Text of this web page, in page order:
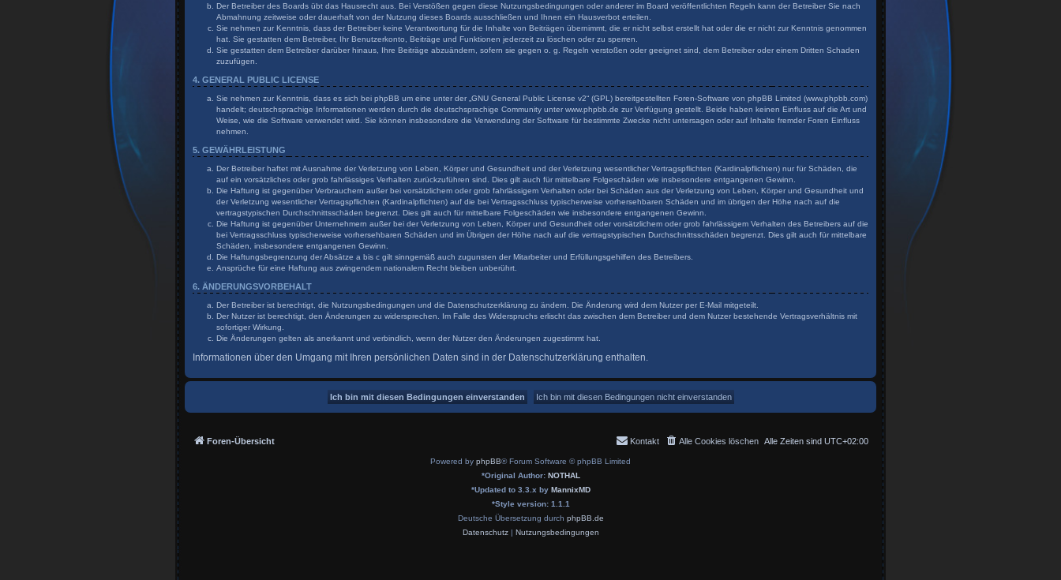
Der Betreiber des Boards übt das Hausrecht aus. Bei Verstößen gegen diese Nutzungsbedingungen oder anderer im Board veröffentlichten Regeln kann der Betreiber Sie nach
Abmahnung zeitweise oder dauerhaft von der Nutzung dieses Boards ausschließen und Ihnen ein Hausverbot erteilen.
Sie nehmen zur Kenntnis, dass der Betreiber keine Verantwortung für die Inhalte von Beiträgen übernimmt, die er nicht selbst erstellt hat oder die er nicht zur Kenntnis genommen
hat. Sie gestatten dem Betreiber, Ihr Benutzerkonto, Beiträge und Funktionen jederzeit zu löschen oder zu sperren.
Sie gestatten dem Betreiber darüber hinaus, Ihre Beiträge abzuändern, sofern sie gegen o. g. Regeln verstoßen oder geeignet sind, dem Betreiber oder einem Dritten Schaden
zuzufügen.
4. GENERAL PUBLIC LICENSE
Sie nehmen zur Kenntnis, dass es sich bei phpBB um eine unter der „ GNU General Public License v2“ (GPL) bereitgestellten Foren-Software von phpBB Limited (www.phpbb.com)
handelt; deutschsprachige Informationen werden durch die deutschsprachige Community unter www.phpbb.de zur Verfügung gestellt. Beide haben keinen Einfluss auf die Art und
Weise, wie die Software verwendet wird. Sie können insbesondere die Verwendung der Software für bestimmte Zwecke nicht untersagen oder auf Inhalte fremder Foren Einfluss
nehmen.
5. GEWÄHRLEISTUNG
Der Betreiber haftet mit Ausnahme der Verletzung von Leben, Körper und Gesundheit und der Verletzung wesentlicher Vertragspflichten (Kardinalpflichten) nur für Schäden, die
auf ein vorsätzliches oder grob fahrlässiges Verhalten zurückzuführen sind. Dies gilt auch für mittelbare Folgeschäden wie insbesondere entgangenen Gewinn.
Die Haftung ist gegenüber Verbrauchern außer bei vorsätzlichem oder grob fahrlässigem Verhalten oder bei Schäden aus der Verletzung von Leben, Körper und Gesundheit und
der Verletzung wesentlicher Vertragspflichten (Kardinalpflichten) auf die bei Vertragsschluss typischerweise vorhersehbaren Schäden und im übrigen der Höhe nach auf die
vertragstypischen Durchschnittsschäden begrenzt. Dies gilt auch für mittelbare Folgeschäden wie insbesondere entgangenen Gewinn.
Die Haftung ist gegenüber Unternehmern außer bei der Verletzung von Leben, Körper und Gesundheit oder vorsätzlichem oder grob fahrlässigem Verhalten des Betreibers auf die
bei Vertragsschluss typischerweise vorhersehbaren Schäden und im Übrigen der Höhe nach auf die vertragstypischen Durchschnittsschäden begrenzt. Dies gilt auch für mittelbare
Schäden, insbesondere entgangenen Gewinn.
Die Haftungsbegrenzung der Absätze a bis c gilt sinngemäß auch zugunsten der Mitarbeiter und Erfüllungsgehilfen des Betreibers.
Ansprüche für eine Haftung aus zwingendem nationalem Recht bleiben unberührt.
6. ÄNDERUNGSVORBEHALT
Der Betreiber ist berechtigt, die Nutzungsbedingungen und die Datenschutzerklärung zu ändern. Die Änderung wird dem Nutzer per E-Mail mitgeteilt.
Der Nutzer ist berechtigt, den Änderungen zu widersprechen. Im Falle des Widerspruchs erlischt das zwischen dem Betreiber und dem Nutzer bestehende Vertragsverhältnis mit
sofortiger Wirkung.
Die Änderungen gelten als anerkannt und verbindlich, wenn der Nutzer den Änderungen zugestimmt hat.
Informationen über den Umgang mit Ihren persönlichen Daten sind in der Datenschutzerklärung enthalten.
Foren-Übersicht Alle Zeiten sind UTC+02:00
Alle Cookies löschen
Kontakt
Powered by phpBB® Forum Software © phpBB Limited
*Original Author: NOTHAL
*Updated to 3.3.x by MannixMD
*Style version: 1.1.1
Deutsche Übersetzung durch phpBB.de
Datenschutz| Nutzungsbedingungen